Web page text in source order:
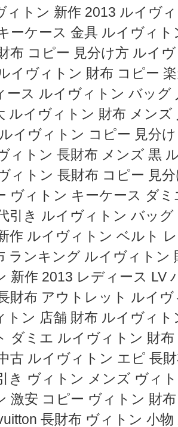
ィトン 新作 2013 ルイヴ
ーケース 金具 ルイヴィ
布 コピー 見分け方 ルイ
イヴィトン 財布 コピー
ース ルイヴィトン バッグ
ルイヴィトン 財布 メン
イヴィトン コピー 見分
ィトン 長財布 メンズ 黒
ィトン 長財布 コピー 見
ヴィトン キーケース ダ
引き ルイヴィトン バッ
作 ルイヴィトン ベルト
ランキング ルイヴィトン
新作 2013 レディース LV
財布 アウトレット ルイ
トン 店舗 財布 ルイヴィ
ダミエ ルイヴィトン 財
古 ルイヴィトン エピ 長
き ヴィトン メンズ ヴィ
激安 コピー ヴィトン 財
長財布 ヴィトン 小